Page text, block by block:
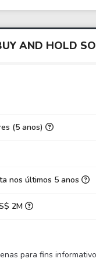
-
AND HOLD
(5 anos)
nos últimos 5 anos
2M
para fins